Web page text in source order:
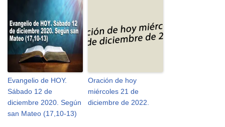
Evangelio de HOY.
Sábado 12 de
diciembre 2020. Según
san Mateo (17,10-13)
Oración de hoy
miércoles 21 de
diciembre de 2022.